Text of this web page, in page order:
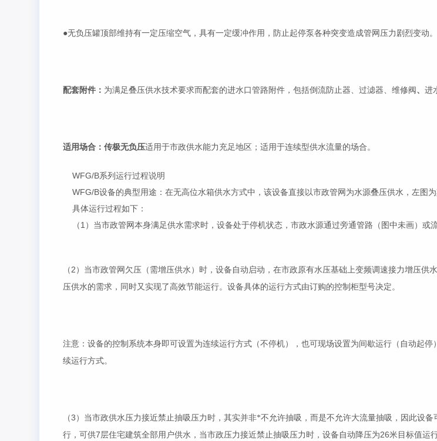
●无负压罐顶部维持有一定压缩空气，具有一定缓冲作用，防止起停泵各种突变造成管网压力剧烈变动。
配套附件： 为满足叠压供水技术要求而配套的进水口管路附件，包括倒流防止器、过滤器、维修阀 、进
适用场合：传极无负压适用于市政供水能力充足地区；适用于连续型供水流量的场合。
WFG/B系列运行过程说明
WFG/B设备的典型用途：在无高位水箱供水方式中，该设备直接以市政管网为水源叠压供水，左图
具体运行过程如下：
（1）当市政管网本身满足供水需求时，设备处于停机状态，市政水源通过旁通管路（图中未画）或
（2 ）当市政管网欠压（需增压供水）时，设备自动启动，在市政原有水压基础上变频调速接力增压供
压供水的需求，同时又实现了高效节能运行。设备具体的运行方式由订购的控制柜型号决定。
注意：设备的控制系统本身即可设置为连续运行方式（不停机），也可现场设置为间歇运行（自动起
续运行方式。
（3 ）当市政供水压力接近禁止抽吸压力时，其实并非*不允许抽吸，而是不允许大流量抽吸，因此设
行，可供7层住宅建筑全部用户供水，当市政压力接近禁止抽吸压力时，设备自动降压为26米目标值运